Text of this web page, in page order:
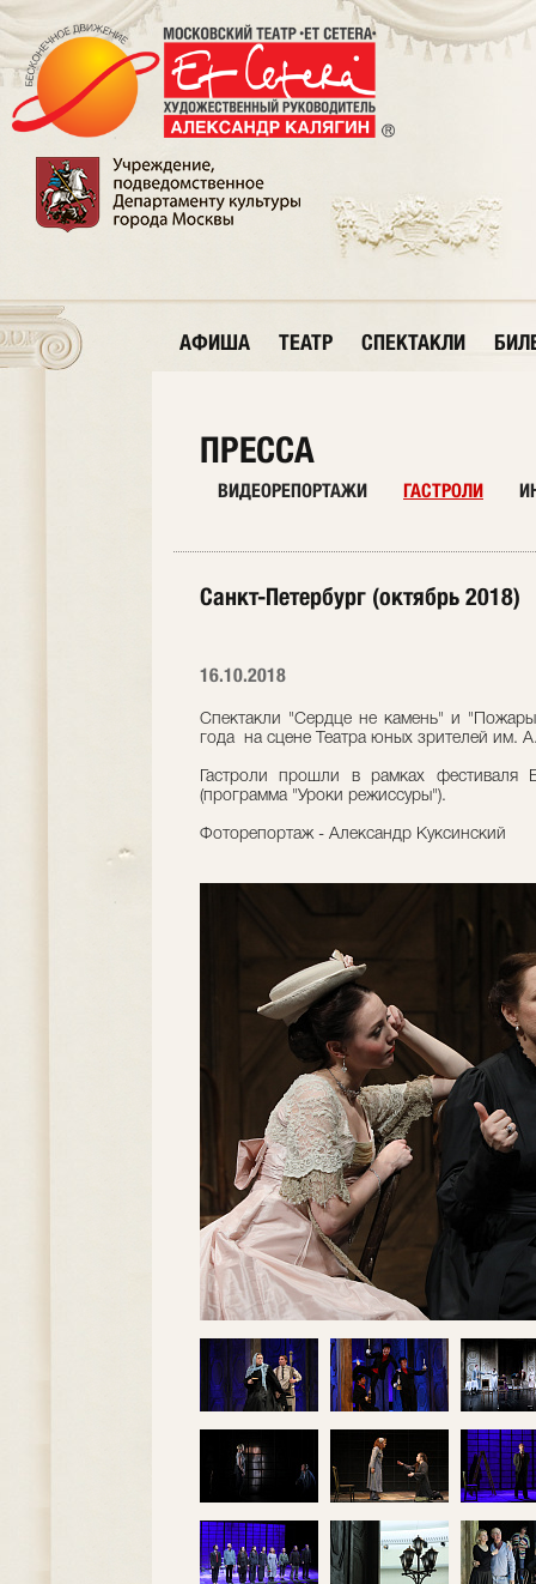
АФИША ТЕАТР СПЕКТАКЛИ
ПРЕССА
ВИДЕОРЕПОРТАЖИ ГАСТРОЛИ
Санкт-Петербург (октябрь 2018)
16.10.2018
Спектакли "Сердце не камень" и
года на сцене Театра юных зрителей им.
Гастроли прошли в рамках фестиваля
(программа "Уроки режиссуры").
Фоторепортаж - Александр Куксинский